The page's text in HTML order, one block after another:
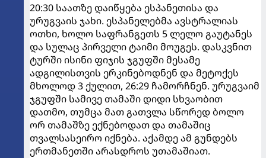
20:30 საათზე დაიწყება ესპანეთისა და
ურუგვაის ჯახი. ესპანელებმა ავსტრალიას
ოთხი, ხოლო საფრანგეთს 5 ლელო გაუტანეს
და სულაც პირველი ტაიმი მოუგეს. დასკვნით
ტურში ისინი ფიჯის ჯგუფში მესამე
ადგილისთვის ერკინებოდნენ და მეტოქეს
მხოლოდ 3 ქულით, 26:29 ჩამორჩნენ. ურუგვაიმ
ჯგუფში სამივე თამაში დიდი სხვაობით
დათმო, თუმცა მათ გათვლა სწორედ ბოლო
ორ თამაშზე ექნებოდათ და თამაშიც
თვალსასეირო იქნება. აქამდე ამ გუნდებს
ერთმანეთში არასდროს უთამაშიათ.